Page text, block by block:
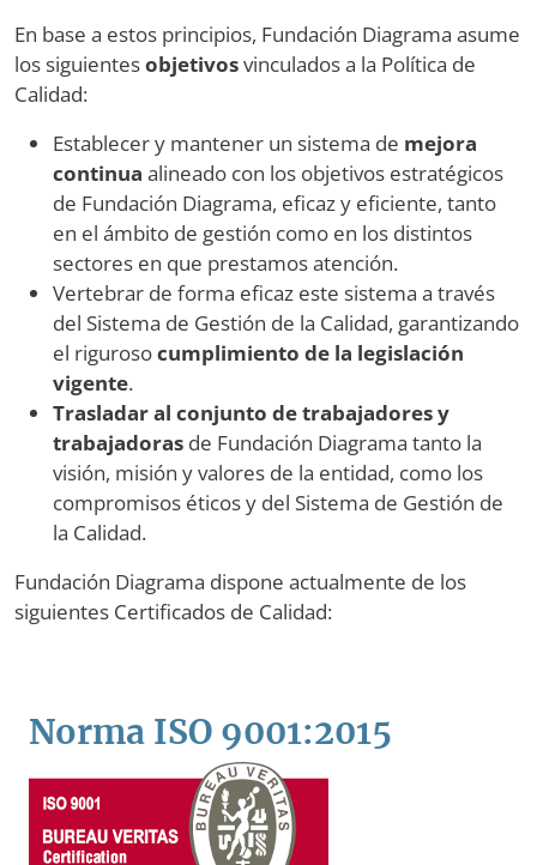
En base a estos principios, Fundación Diagrama asume
los siguientesobjetivosvinculados a la Política de
Calidad:
Establecer y mantener un sistema de mejora
continua alineado con los objetivos estratégicos
de Fundación Diagrama, eficaz y eficiente, tanto
en el ámbito de gestión como en los distintos
sectores en que prestamos atención.
Vertebrar de forma eficaz este sistema a través
del Sistema de Gestión de la Calidad, garantizando
el rigurosocumplimiento de la legislación
vigente.
Trasladar al conjunto de trabajadores y
trabajadoras de Fundación Diagrama tanto la
visión, misión y valores de la entidad, como los
compromisos éticos y del Sistema de Gestión de
la Calidad.
Fundación Diagrama dispone actualmente de los
siguientes Certificados de Calidad:
Norma ISO 9001:2015